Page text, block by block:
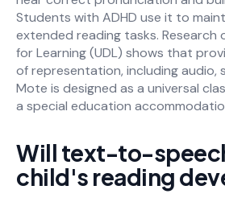
Students with ADHD use it to
extended reading tasks. Research
for Learning (UDL) shows that
of representation, including audio,
Mote is designed as a universal
a special education
Will text-to-
child's reading